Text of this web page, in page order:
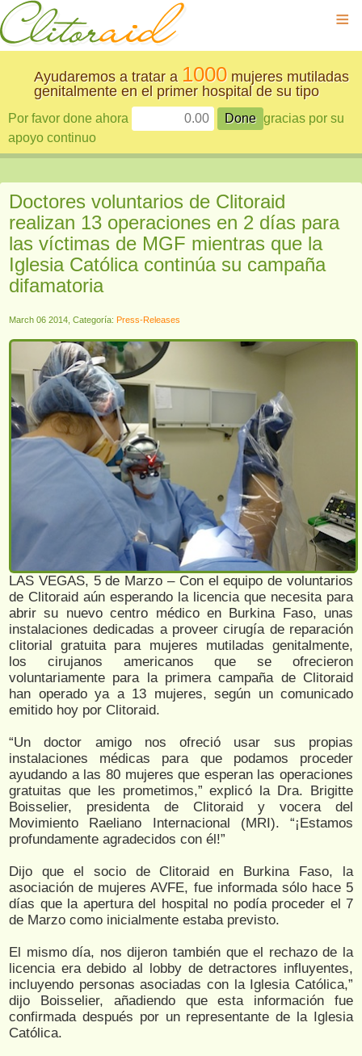
≡
Ayudaremos a tratar a 1000mujeres mutiladas
genitalmente en el primer hospital de su tipo
Por favor done ahora
gracias por su
apoyo continuo
Doctores voluntarios de Clitoraid
realizan 13 operaciones en 2 días para
las víctimas de MGF mientras que la
Iglesia Católica continúa su campaña
difamatoria
March 06 2014, Categoría: Press-Releases
LAS VEGAS, 5 de Marzo – Con el equipo de voluntarios
de Clitoraid aún esperando la licencia que necesita para
abrir su nuevo centro médico en Burkina Faso, unas
instalaciones dedicadas a proveer cirugía de reparación
clitorial gratuita para mujeres mutiladas genitalmente,
los cirujanos americanos que se ofrecieron
voluntariamente para la primera campaña de Clitoraid
han operado ya a 13 mujeres, según un comunicado
emitido hoy por Clitoraid.
“Un doctor amigo nos ofreció usar sus propias
instalaciones médicas para que podamos proceder
ayudando a las 80 mujeres que esperan las operaciones
gratuitas que les prometimos,” explicó la Dra. Brigitte
Boisselier, presidenta de Clitoraid y vocera del
Movimiento Raeliano Internacional (MRI). “¡Estamos
profundamente agradecidos con él!”
Dijo que el socio de Clitoraid en Burkina Faso, la
asociación de mujeres AVFE, fue informada sólo hace 5
días que la apertura del hospital no podía proceder el 7
de Marzo como inicialmente estaba previsto.
El mismo día, nos dijeron también que el rechazo de la
licencia era debido al lobby de detractores influyentes,
incluyendo personas asociadas con la Iglesia Católica,”
dijo Boisselier, añadiendo que esta información fue
confirmada después por un representante de la Iglesia
Católica.